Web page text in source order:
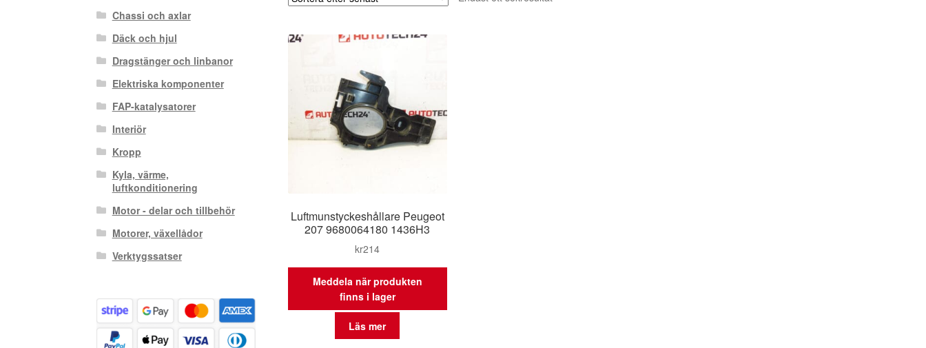
Luftmunstyckeshållare Peugeot
207 9680064180 1436H3
kr214
Meddela när produkten
finns i lager
Läs mer
Chassi och axlar
Däck och hjul
Dragstänger och linbanor
Elektriska komponenter
FAP-katalysatorer
Interiör
Kropp
Kyla, värme,
luftkonditionering
Motor - delar och tillbehör
Motorer, växellådor
Verktygssatser